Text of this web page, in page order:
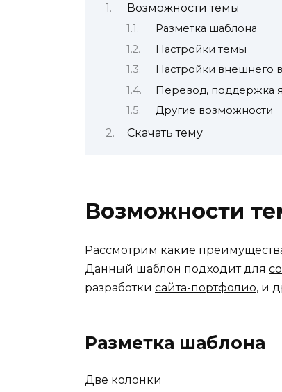
Возможности темы
Разметка шаблона
Настройки темы
Настройки внешнего
Перевод, поддержка
Другие возможности
Скачать тему
Возможности
Рассмотрим какие
Данный шаблон подходит для
разработки сайта-портфолио, и
Разметка шаблона
Две колонки